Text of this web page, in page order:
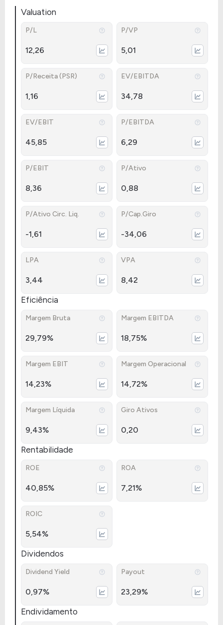
Valuation
P/L
12,26
P/VP
5,01
P/Receita (PSR)
1,16
EV/EBITDA
34,78
EV/EBIT
45,85
P/EBITDA
6,29
P/EBIT
8,36
P/Ativo
0,88
P/Ativo Circ. Liq.
-1,61
P/Cap.Giro
-34,06
LPA
3,44
VPA
8,42
Eficiência
Margem Bruta
29,79%
Margem EBITDA
18,75%
Margem EBIT
14,23%
Margem Operacional
14,72%
Margem Líquida
9,43%
Giro Ativos
0,20
Rentabilidade
ROE
40,85%
ROA
7,21%
ROIC
5,54%
Dividendos
Dividend Yield
0,97%
Payout
23,29%
Endividamento